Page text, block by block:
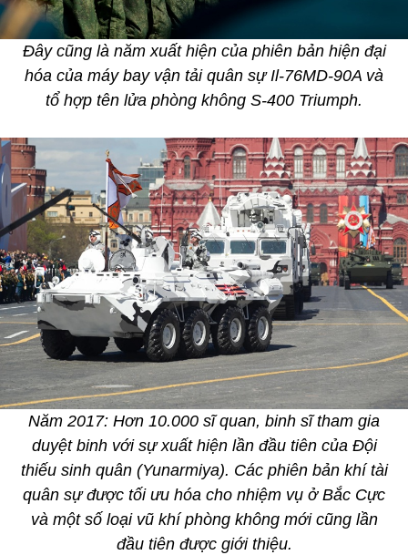
Đây cũng là năm xuất hiện của phiên bản hiện đại
hóa của máy bay vận tải quân sự Il-76MD-90A và
tổ hợp tên lửa phòng không S-400 Triumph.
Năm 2017: Hơn 10.000 sĩ quan, binh sĩ tham gia
duyệt binh với sự xuất hiện lần đầu tiên của Đội
thiếu sinh quân (Yunarmiya). Các phiên bản khí tài
quân sự được tối ưu hóa cho nhiệm vụ ở Bắc Cực
và một số loại vũ khí phòng không mới cũng lần
đầu tiên được giới thiệu.